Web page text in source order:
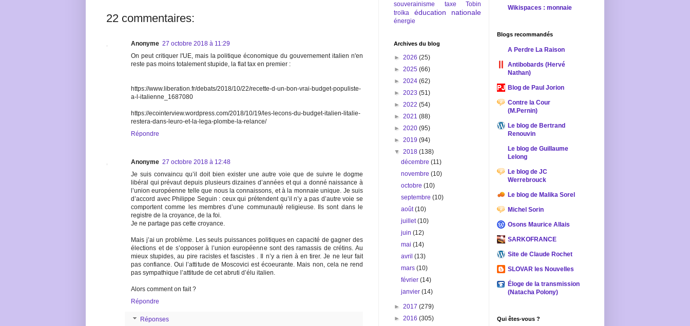
22 commentaires:
Anonyme 27 octobre 2018 à 11:29
On peut critiquer l'UE, mais la politique économique du gouvernement italien n'en
reste pas moins totalement stupide, la flat tax en premier :
https://www.liberation.fr/debats/2018/10/22/recette-d-un-bon-vrai-budget-populiste-
a-l-italienne_1687080
https://ecointerview.wordpress.com/2018/10/19/les-lecons-du-budget-italien-litalie-
restera-dans-leuro-et-la-lega-plombe-la-relance/
Répondre
Anonyme 27 octobre 2018 à 12:48
Je suis convaincu qu’il doit bien exister une autre voie que de suivre le dogme
libéral qui prévaut depuis plusieurs dizaines d’années et qui a donné naissance à
l’union européenne telle que nous la connaissons, et à la monnaie unique. Je suis
d’accord avec Philippe Seguin : ceux qui prétendent qu’il n’y a pas d’autre voie se
comportent comme les membres d’une communauté religieuse. Ils sont dans le
registre de la croyance, de la foi.
Je ne partage pas cette croyance.
Mais j’ai un problème. Les seuls puissances politiques en capacité de gagner des
élections et de s’opposer à l’union européenne sont des ramassis de crétins. Au
mieux stupides, au pire racistes et fascistes . Il n’y a rien à en tirer. Je ne leur fait
pas confiance. Oui l’attitude de Moscovici est écoeurante. Mais non, cela ne rend
pas sympathique l’attitude de cet abruti d’élu italien.
Alors comment on fait ?
Répondre
Réponses
souverainisme
taxe Tobin
troïka
éducation nationale
énergie
Archives du blog
► 2026 (25)
► 2025 (66)
► 2024 (62)
► 2023 (51)
► 2022 (54)
► 2021 (88)
► 2020 (95)
► 2019 (94)
▼ 2018 (138)
décembre(11)
novembre(10)
octobre(10)
septembre(10)
août(10)
juillet(10)
juin(12)
mai(14)
avril(13)
mars(10)
février(14)
janvier(14)
► 2017 (279)
► 2016 (305)
Wikispaces : monnaie
Blogs recommandés
A Perdre La Raison
Antibobards (Hervé
Nathan)
Blog de Paul Jorion
Contre la Cour
(M.Pernin)
Le blog de Bertrand
Renouvin
Le blog de Guillaume
Lelong
Le blog de JC
Werrebrouck
Le blog de Malika Sorel
Michel Sorin
Osons Maurice Allais
SARKOFRANCE
Site de Claude Rochet
SLOVAR les Nouvelles
Éloge de la transmission
(Natacha Polony)
Qui êtes-vous ?